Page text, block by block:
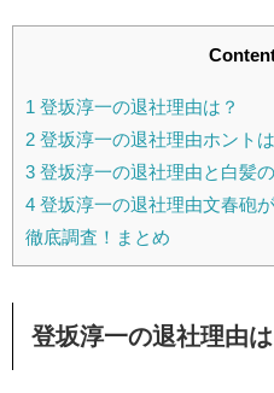
1 登坂淳一の退社理由は？
2 登坂淳一の退社理由ホント
3 登坂淳一の退社理由と白髪
4 登坂淳一の退社理由文春砲
徹底調査！まとめ
登坂淳一の退社理由は